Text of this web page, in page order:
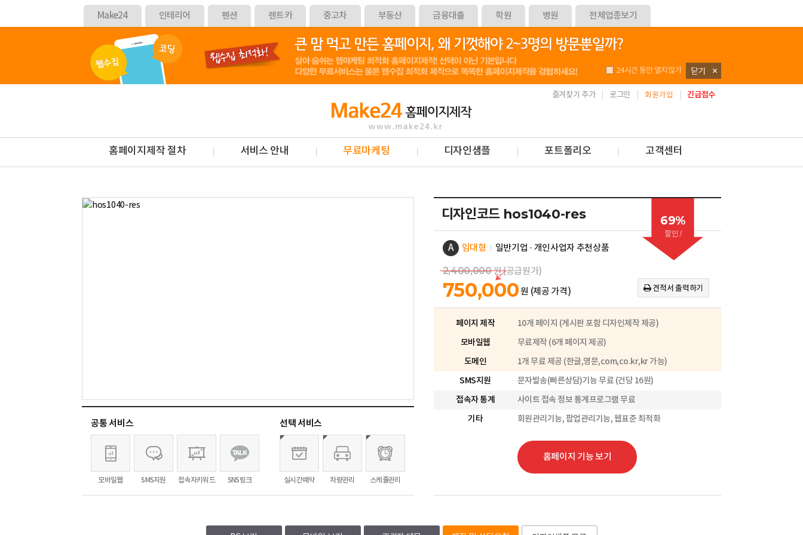
Make24 인테리어 펜션 렌트카 중고차 부동산 금융대출 학원 병원 전체업종보기
24시간 동안 열지않기
즐겨찾기 추가 로그인 회원가입 긴급접수
홈페이지제작 절차 서비스 안내 무료마케팅 디자인샘플 포트폴리오 고객센터
공통 서비스
모바일웹 SMS지원 접속자키워드 SNS링크
선택 서비스
실시간예약 차량관리 스케쥴관리
디자인코드 hos1040-res 69%
할인!
A 임대형 일반기업 · 개인사업자 추천상품
2,400,000원 (공급원가)
750,000원 (제공 가격) 견적서 출력하기
페이지 제작
10개 페이지 (게시판 포함 디자인제작 제공)
모바일웹
무료제작 (6개 페이지 제공)
도메인
1개 무료 제공 (한글,영문,com,co.kr,kr 가능)
SMS지원
문자발송(빠른상담)기능 무료 (건당 16원)
접속자 통계
사이트 접속 정보 통계프로그램 무료
기타
회원관리기능, 팝업관리기능, 웹표준 최적화
홈페이지 기능 보기